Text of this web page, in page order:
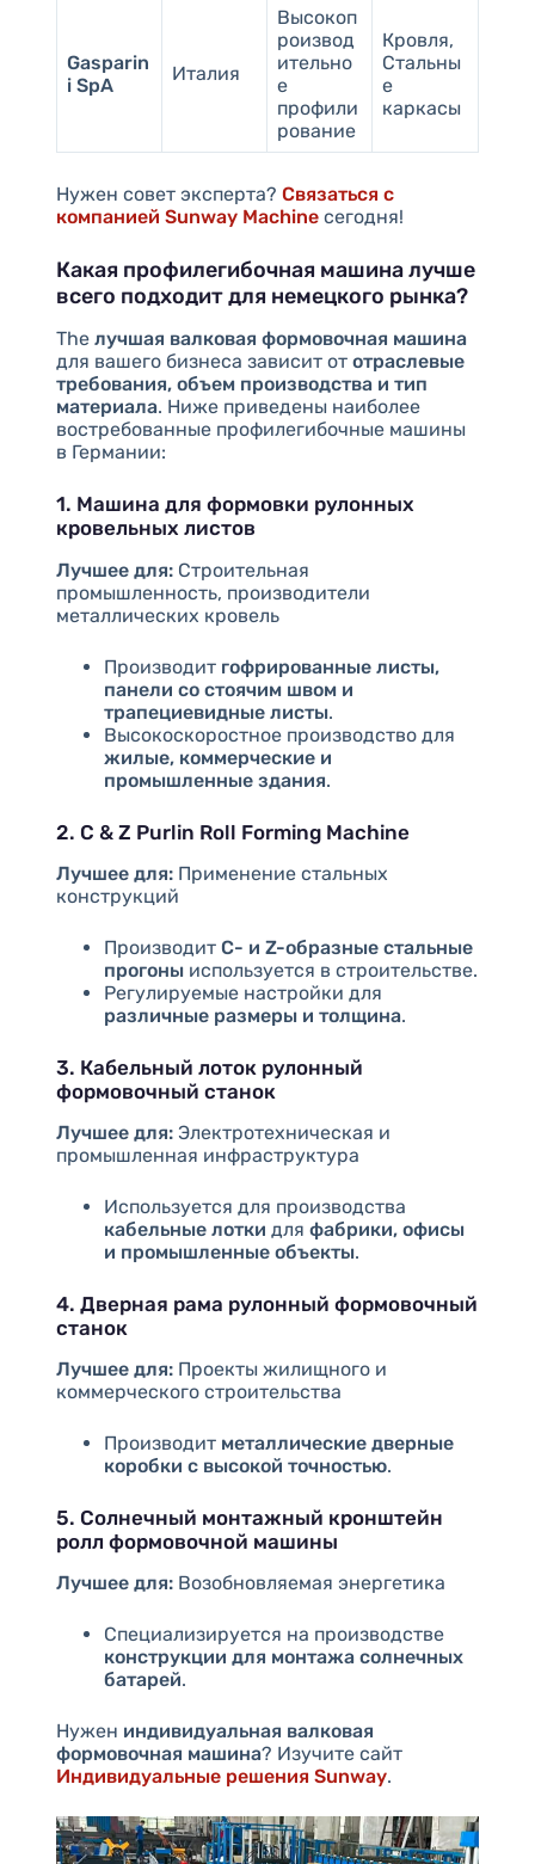
Gasparin
i SpA
Италия
Высокоп
роизвод
ительно
е
профили
рование
Кровля,
Стальны
е
каркасы
Нужен совет эксперта? Связаться с
компанией Sunway Machineсегодня!
Какая профилегибочная машина лучше
всего подходит для немецкого рынка?
The лучшая валковая формовочная машина
для вашего бизнеса зависит от отраслевые
требования, объем производства и тип
материала. Ниже приведены наиболее
востребованные профилегибочные машины
в Германии:
1. Машина для формовки рулонных
кровельных листов
Лучшее для:Строительная
промышленность, производители
металлических кровель
Производит гофрированные листы,
панели со стоячим швом и
трапециевидные листы.
Высокоскоростное производство для
жилые, коммерческие и
промышленные здания.
2. C & Z Purlin Roll Forming Machine
Лучшее для:Применение стальных
конструкций
Производит С- и Z-образные стальные
прогоныиспользуется в строительстве.
Регулируемые настройки для
различные размеры и толщина.
3. Кабельный лоток рулонный
формовочный станок
Лучшее для:Электротехническая и
промышленная инфраструктура
Используется для производства
кабельные лотки для фабрики, офисы
и промышленные объекты.
4. Дверная рама рулонный формовочный
станок
Лучшее для:Проекты жилищного и
коммерческого строительства
Производит металлические дверные
коробки с высокой точностью.
5. Солнечный монтажный кронштейн
ролл формовочной машины
Лучшее для:Возобновляемая энергетика
Специализируется на производстве
конструкции для монтажа солнечных
батарей.
Нужен индивидуальная валковая
формовочная машина? Изучите сайт
Индивидуальные решения Sunway.